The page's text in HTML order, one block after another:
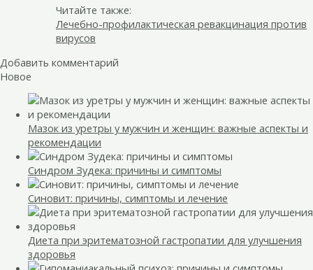
Читайте также:
Лечебно-профилактическая ревакцинация против
вирусов
Добавить комментарий
Новое
Мазок из уретры у мужчин и женщин: важные аспекты и
рекомендации
Синдром Зудека: причины и симптомы
Синовит: причины, симптомы и лечение
Диета при эритематозной гастропатии для улучшения
здоровья